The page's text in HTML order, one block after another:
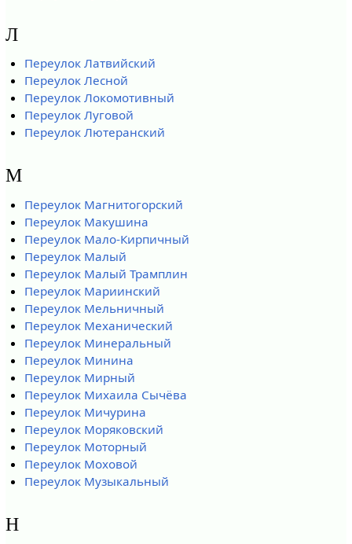
Л
Переулок Латвийский
Переулок Лесной
Переулок Локомотивный
Переулок Луговой
Переулок Лютеранский
М
Переулок Магнитогорский
Переулок Макушина
Переулок Мало-Кирпичный
Переулок Малый
Переулок Малый Трамплин
Переулок Мариинский
Переулок Мельничный
Переулок Механический
Переулок Минеральный
Переулок Минина
Переулок Мирный
Переулок Михаила Сычёва
Переулок Мичурина
Переулок Моряковский
Переулок Моторный
Переулок Моховой
Переулок Музыкальный
Н